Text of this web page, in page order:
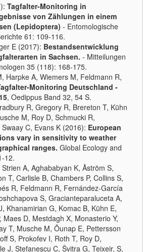
Tagfalter-Monitoring in
von Zählungen in einem
(Lepidoptera) - Entomologische
61: 109-116.
E (2017): Bestandsentwicklung
in Sachsen. - Mitteilungen
35 (118): 168-175.
Harpke A, Wiemers M, Feldmann R,
Monitoring Deutschland -
, Oedippus Band 32, 54 S.
R, Gregory R, Brereton T, Kühn
M, Roy D, Schmucki R,
C, Evans K (2016): European
vary in sensitivity to weather
ranges. Global Ecology and
12.
A, Aghababyan K, Åström S,
T, Carlisle B, Chambers P, Collins S,
R, Feldmann R, Fernández-García
S, Gracianteparaluceta A,
Khanamirian G, Komac B, Kühn E,
Maes D, Mestdagh X, Monasterio Y,
T, Musche M, Õunap E, Pettersson
S, Prokofev I, Roth T, Roy D,
J, Stefanescu C, Švitra G, Teixeir, S,